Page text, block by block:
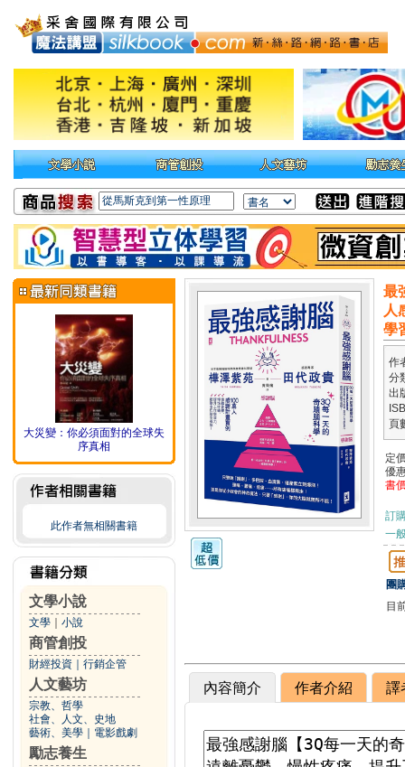
大災變：你必須面對的全球失
序真相
此作者無相關書籍
文學小說
文學 小說
商管創投
財經投資 行銷企管
人文藝坊
宗教、哲學
社會、人文、史地
藝術、美學
電影戲劇
勵志養生
最
人
學
作
分
出
頁
定
優
書
訂
一
團
目
內容簡介 作者介紹 譯